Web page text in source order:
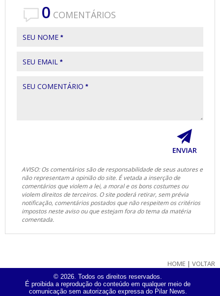
0 COMENTÁRIOS
SEU NOME *
SEU EMAIL *
SEU COMENTÁRIO *
AVISO: Os comentários são de responsabilidade de seus autores e
não representam a opinião do site. É vetada a inserção de
comentários que violem a lei, a moral e os bons costumes ou
violem direitos de terceiros. O site poderá retirar, sem prévia
notificação, comentários postados que não respeitem os critérios
impostos neste aviso ou que estejam fora do tema da matéria
comentada.
HOME | VOLTAR
© 2026. Todos os direitos reservados.
É proibida a reprodução do conteúdo em qualquer meio de
comunicação sem autorização expressa do Pilar News.